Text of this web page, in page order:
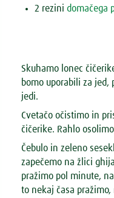
2 rezinidomačega
Skuhamo lonec
bomo uporabili za jed,
jedi.
Cvetačo očistimo in
čičerike. Rahlo
Čebulo in zeleno
zapečemo na žlici
pražimo pol minute,
to nekaj časa